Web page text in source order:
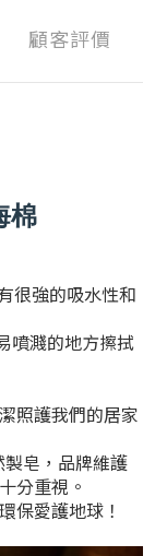
顧客評價
棉
很強的吸水性和
噴濺的地方擦拭
照護我們的居家
製皂，品牌維護
分重視。
保愛護地球！